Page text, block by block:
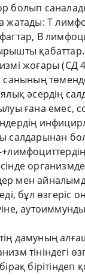
болып
жатады: Т
В
қабаттар.
жоғары (СД
әсердің
ғана емес,
салдарынан
организмде
мен
бұл өзгеріс
дамуның
тініндегі
бірітіндеп